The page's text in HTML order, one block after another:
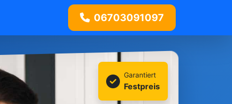
06703091097
Garantiert
Festpreis